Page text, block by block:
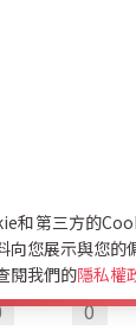
0
和第三方的
向您展示與您的
閱我們的隱私權